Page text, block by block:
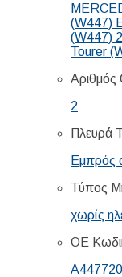
(W447)
(W447)
Tourer
2
Πλευρά
Εμπρός
Τύπος
χωρίς
ΟΕ